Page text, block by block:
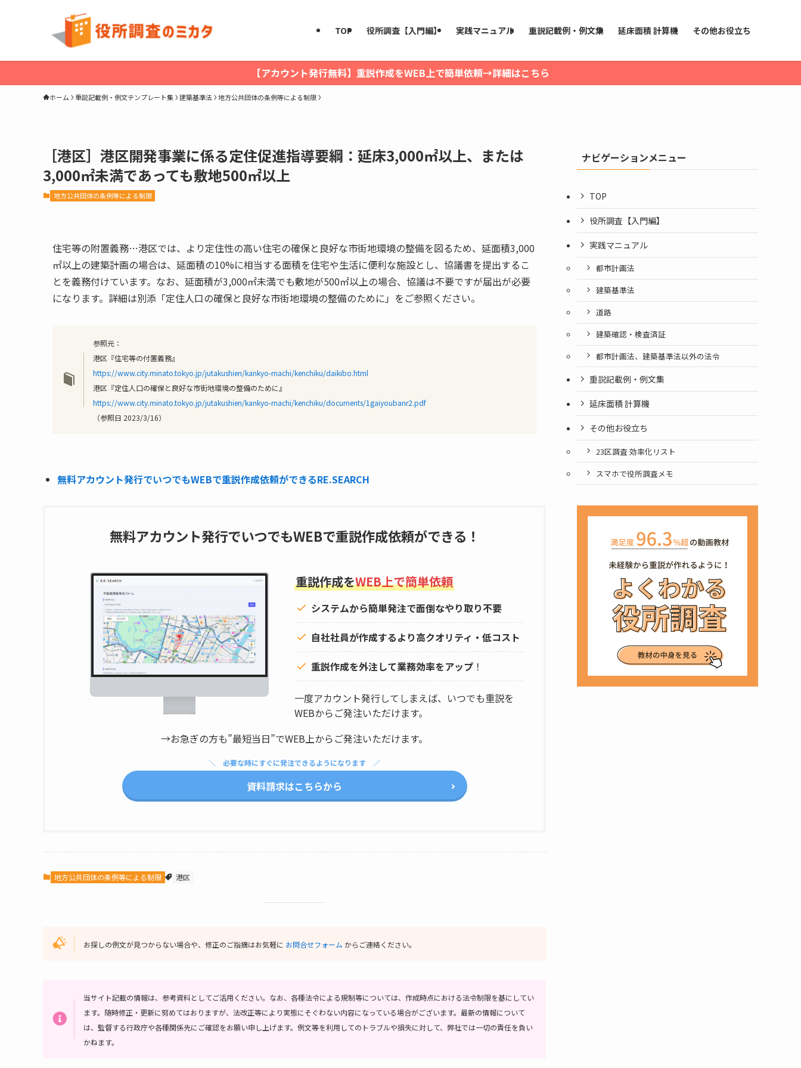
TOP 役所調査【入門編】 実践マニュアル 重説記載例・例文集 延床面積 計算機 その他お役立ち
【アカウント発行無料】重説作成をWEB上で簡単依頼→詳細はこちら
ホーム 重説記載例・例文テンプレート集 建築基準法 地方公共団体の条例等による制限
［港区］港区開発事業に係る定住促進指導要綱：延床3,000㎡以上、または
3,000㎡未満であっても敷地500㎡以上
地方公共団体の条例等による制限
住宅等の附置義務…港区では、より定住性の高い住宅の確保と良好な市街地環境の整備を図るため、延面積3,000
㎡以上の建築計画の場合は、延面積の10%に相当する面積を住宅や生活に便利な施設とし、協議書を提出するこ
とを義務付けています。なお、延面積が3,000㎡未満でも敷地が500㎡以上の場合、協議は不要ですが届出が必要
になります。詳細は別添「定住人口の確保と良好な市街地環境の整備のために」をご参照ください。
参照元：
港区『住宅等の付置義務』
https://www.city.minato.tokyo.jp/jutakushien/kankyo-machi/kenchiku/daikibo.html
港区『定住人口の確保と良好な市街地環境の整備のために』
https://www.city.minato.tokyo.jp/jutakushien/kankyo-machi/kenchiku/documents/1gaiyoubanr2.pdf
（参照日 2023/3/16）
無料アカウント発行でいつでもWEBで重説作成依頼ができるRE.SEARCH
無料アカウント発行でいつでもWEBで重説作成依頼ができる！
重説作成をWEB上で簡単依頼
システムから簡単発注で面倒なやり取り不要
自社社員が作成するより高クオリティ・低コスト
重説作成を外注して業務効率をアップ ！
一度アカウント発行してしまえば、いつでも重説を
WEBからご発注いただけます。
→お急ぎの方も”最短当日”でWEB上からご発注いただけます。
必要な時にすぐに発注できるようになります
資料請求はこちらから
地方公共団体の条例等による制限 港区
お探しの例文が見つからない場合や、修正のご指摘はお気軽に お問合せフォーム からご連絡ください。
当サイト記載の情報は、参考資料としてご活用ください。 なお、各種法令による規制等については、作成時点における法令制限を基にしてい
ます。随時修正・更新に努めてはおりますが、法改正等により実態にそぐわない内容になっている場合がございます。最新の情報について
は、監督する行政庁や各種関係先にご確認をお願い申し上げます。 例文等を利用してのトラブルや損失に対して、弊社では一切の責任を負い
かねます。
ナビゲーションメニュー
TOP
役所調査【入門編】
実践マニュアル
都市計画法
建築基準法
道路
建築確認・検査済証
都市計画法、建築基準法以外の法令
重説記載例・例文集
延床面積 計算機
その他お役立ち
23区調査 効率化リスト
スマホで役所調査メモ